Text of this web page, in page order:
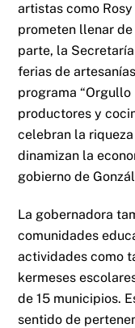
artistas como
prometen llenar de
parte, la
ferias de
programa
productores y
celebran la
dinamizan la
gobierno de
La gobernadora
comunidades
actividades como
kermeses
de 15 municipios.
sentido de